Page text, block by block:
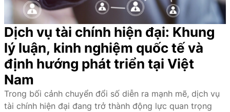
Dịch vụ tài chính hiện đại: Khung
lý luận, kinh nghiệm quốc tế và
định hướng phát triển tại Việt
Nam
Trong bối cảnh chuyển đổi số diễn ra mạnh mẽ, dịch vụ
tài chính hiện đại đang trở thành động lực quan trọng